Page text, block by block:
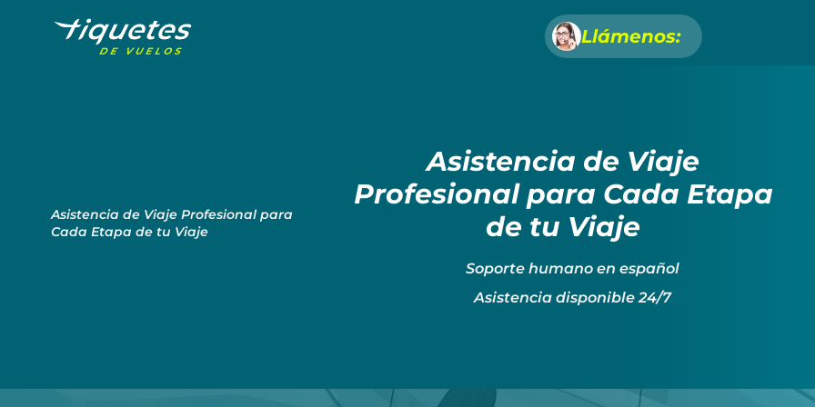
Llámenos:
Asistencia de Viaje Profesional para
Cada Etapa de tu Viaje
Asistencia de Viaje
Profesional para Cada Etapa
de tu Viaje
Soporte humano en español
Asistencia disponible 24/7